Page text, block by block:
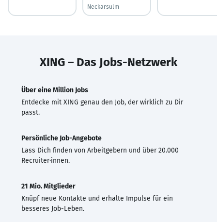
Neckarsulm
XING – Das Jobs-Netzwerk
Über eine Million Jobs
Entdecke mit XING genau den Job, der wirklich zu Dir
passt.
Persönliche Job-Angebote
Lass Dich finden von Arbeitgebern und über 20.000
Recruiter·innen.
21 Mio. Mitglieder
Knüpf neue Kontakte und erhalte Impulse für ein
besseres Job-Leben.